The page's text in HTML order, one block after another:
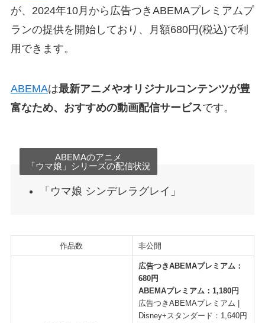
が、2024年10月から広告つきABEMAプレミアムプ
ランの提供を開始しており、月額680円(税込)で利
用できます。
ABEMAは最新アニメやオリジナルコンテンツが豊
富なため、おすすめの動画配信サービスです。
ABEMAのアニメ
「ウマ娘」シリーズの配信状況
「ウマ娘 シンデレラグレイ」
作品数 非公開
広告つきABEMAプレミアム：
680円
ABEMAプレミアム：1,180円
広告つきABEMAプレミアム |
Disney+スタンダード：1,640円